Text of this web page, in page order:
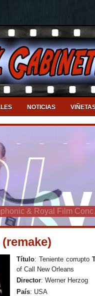
NOTICIAS
Título: Teniente corrupto
of Call New Orleans
Director: Werner Herzog
País: USA